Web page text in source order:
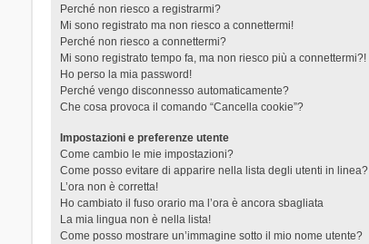
Perché non riesco a registrarmi?
Mi sono registrato ma non riesco a connettermi!
Perché non riesco a connettermi?
Mi sono registrato tempo fa, ma non riesco più a connettermi?!
Ho perso la mia password!
Perché vengo disconnesso automaticamente?
Che cosa provoca il comando “Cancella cookie”?
Impostazioni e preferenze utente
Come cambio le mie impostazioni?
Come posso evitare di apparire nella lista degli utenti in linea?
L’ora non è corretta!
Ho cambiato il fuso orario ma l’ora è ancora sbagliata
La mia lingua non è nella lista!
Come posso mostrare un’immagine sotto il mio nome utente?